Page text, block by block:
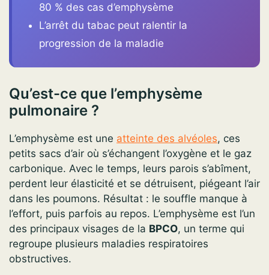
80 % des cas d’emphysème
L’arrêt du tabac peut ralentir la
progression de la maladie
Qu’est-ce que l’emphysème
pulmonaire ?
L’emphysème est une atteinte des alvéoles, ces
petits sacs d’air où s’échangent l’oxygène et le gaz
carbonique. Avec le temps, leurs parois s’abîment,
perdent leur élasticité et se détruisent, piégeant l’air
dans les poumons. Résultat : le souffle manque à
l’effort, puis parfois au repos. L’emphysème est l’un
des principaux visages de la BPCO, un terme qui
regroupe plusieurs maladies respiratoires
obstructives.